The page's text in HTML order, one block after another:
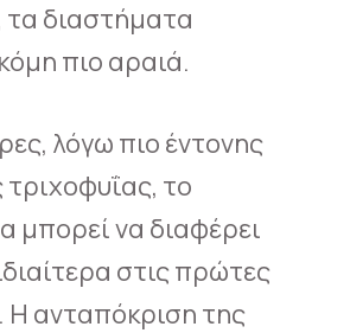
τα διαστήματα
πιο αραιά.
λόγω πιο έντονης
τριχοφυΐας, το
μπορεί να διαφέρει
στις πρώτες
Η ανταπόκριση της